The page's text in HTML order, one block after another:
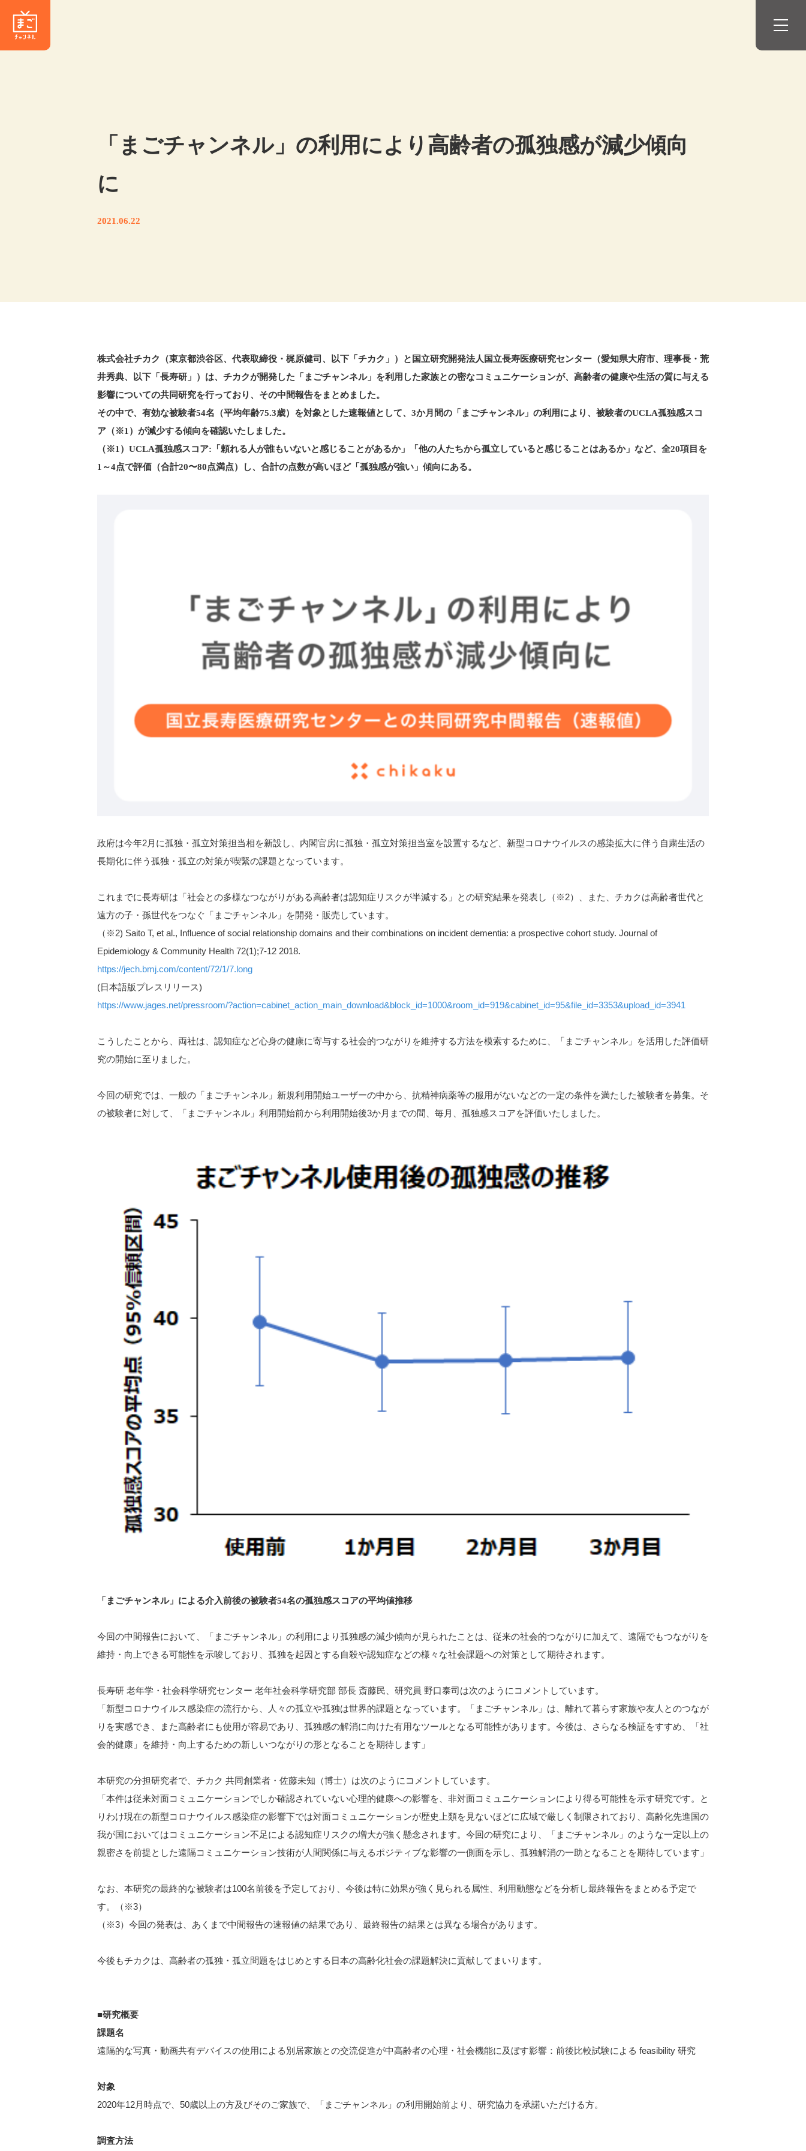
​「まごチャンネル」の利用により⾼齢者の孤独感が減少傾向
に
2021.06.22
株式会社チカク（東京都渋谷区、代表取締役・梶原健司、以下「チカク」）と国立研究開発法人国立長寿医療研究センター（愛知県大府市、理事長・荒
井秀典、以下「長寿研」）は、チカクが開発した「まごチャンネル」を利⽤した家族との密なコミュニケーションが、⾼齢者の健康や⽣活の質に与える
影響についての共同研究を行っており、その中間報告をまとめました。
その中で、有効な被験者54名（平均年齢75.3歳）を対象とした速報値として、3か月間の「まごチャンネル」の利⽤により、被験者のUCLA孤独感スコ
ア（※1）が減少する傾向を確認いたしました。
（※1）UCLA孤独感スコア:「頼れる人が誰もいないと感じることがあるか」「他の人たちから孤立していると感じることはあるか」など、全20項⽬を
1～4点で評価（合計20〜80点満点）し、合計の点数が⾼いほど「孤独感が強い」傾向にある。
政府は今年2月に孤独・孤立対策担当相を新設し、内閣官房に孤独・孤立対策担当室を設置するなど、新型コロナウイルスの感染拡大に伴う自粛生活の
長期化に伴う孤独・孤立の対策が喫緊の課題となっています。
これまでに⻑寿研は「社会との多様なつながりがある⾼齢者は認知症リスクが半減する」との研究結果を発表し（※2）、また、チカクは⾼齢者世代と
遠⽅の子・孫世代をつなぐ「まごチャンネル」を開発・販売しています。
（※2) Saito T, et al., Influence of social relationship domains and their combinations on incident dementia: a prospective cohort study. Journal of
Epidemiology & Community Health 72(1);7-12 2018.
https://jech.bmj.com/content/72/1/7.long
(日本語版プレスリリース)
https://www.jages.net/pressroom/?action=cabinet_action_main_download&block_id=1000&room_id=919&cabinet_id=95&file_id=3353&upload_id=3941
こうしたことから、両社は、認知症など心身の健康に寄与する社会的つながりを維持する方法を模索するために、「まごチャンネル」を活用した評価研
究の開始に至りました。
今回の研究では、⼀般の「まごチャンネル」新規利⽤開始ユーザーの中から、抗精神病薬等の服用がないなどの一定の条件を満たした被験者を募集。そ
の被験者に対して、「まごチャンネル」利⽤開始前から利⽤開始後3か⽉までの間、毎⽉、孤独感スコアを評価いたしました。
「まごチャンネル」による介⼊前後の被験者54名の孤独感スコアの平均値推移
今回の中間報告において、「まごチャンネル」の利⽤により孤独感の減少傾向が見られたことは、従来の社会的つながりに加えて、遠隔でもつながりを
維持・向上できる可能性を⽰唆しており、孤独を起因とする自殺や認知症などの様々な社会課題への対策として期待されます。
長寿研 老年学・社会科学研究センター 老年社会科学研究部 部長 斎藤民、研究員 野口泰司は次のようにコメントしています。
「新型コロナウイルス感染症の流行から、人々の孤立や孤独は世界的課題となっています。「まごチャンネル」は、離れて暮らす家族や友人とのつなが
りを実感でき、また高齢者にも使用が容易であり、孤独感の解消に向けた有用なツールとなる可能性があります。今後は、さらなる検証をすすめ、「社
会的健康」を維持・向上するための新しいつながりの形となることを期待します」
本研究の分担研究者で、チカク 共同創業者・佐藤未知（博士）は次のようにコメントしています。
「本件は従来対⾯コミュニケーションでしか確認されていない心理的健康への影響を、⾮対⾯コミュニケーションにより得る可能性を⽰す研究です。と
りわけ現在の新型コロナウイルス感染症の影響下では対⾯コミュニケーションが歴史上類を⾒ないほどに広域で厳しく制限されており、⾼齢化先進国の
我が国においてはコミュニケーション不⾜による認知症リスクの増⼤が強く懸念されます。今回の研究により、「まごチャンネル」のような⼀定以上の
親密さを前提とした遠隔コミュニケーション技術が⼈間関係に与えるポジティブな影響の⼀側⾯を⽰し、孤独解消の⼀助となることを期待しています」
なお、本研究の最終的な被験者は100名前後を予定しており、今後は特に効果が強く⾒られる属性、利⽤動態などを分析し最終報告をまとめる予定で
す。（※3）
（※3）今回の発表は、あくまで中間報告の速報値の結果であり、最終報告の結果とは異なる場合があります。
今後もチカクは、高齢者の孤独・孤立問題をはじめとする日本の高齢化社会の課題解決に貢献してまいります。
■研究概要
課題名
遠隔的な写真・動画共有デバイスの使用による別居家族との交流促進が中高齢者の心理・社会機能に及ぼす影響：前後比較試験による feasibility 研究
対象
2020年12月時点で、50歳以上の方及びそのご家族で、「まごチャンネル」の利用開始前より、研究協力を承諾いただける方。
調査方法